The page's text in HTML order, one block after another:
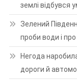
землі відбувся
Зелений
проби води і
Негода
дороги й